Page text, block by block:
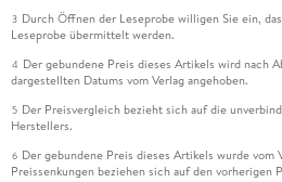
3 Durch Öffnen der Leseprobe willigen Sie ein,
Leseprobe übermittelt werden.
4 Der gebundene Preis dieses Artikels wird nach
dargestellten Datums vom Verlag angehoben.
5 Der Preisvergleich bezieht sich auf die
Herstellers.
6 Der gebundene Preis dieses Artikels wurde vom
Preissenkungen beziehen sich auf den vorherigen